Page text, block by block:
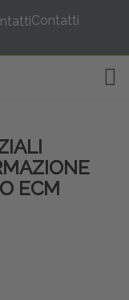
Contatti
ECM